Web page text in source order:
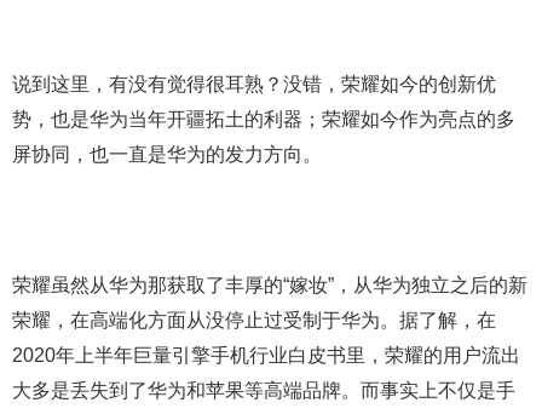
说到这里，有没有觉得很耳熟？没错，荣耀如今的创新优
势，也是华为当年开疆拓土的利器；荣耀如今作为亮点的多
屏协同，也一直是华为的发力方向。
荣耀虽然从华为那获取了丰厚的“嫁妆”，从华为独立之后的新
荣耀，在高端化方面从没停止过受制于华为。据了解，在
2020年上半年巨量引擎手机行业白皮书里，荣耀的用户流出
大多是丢失到了华为和苹果等高端品牌。而事实上不仅是手